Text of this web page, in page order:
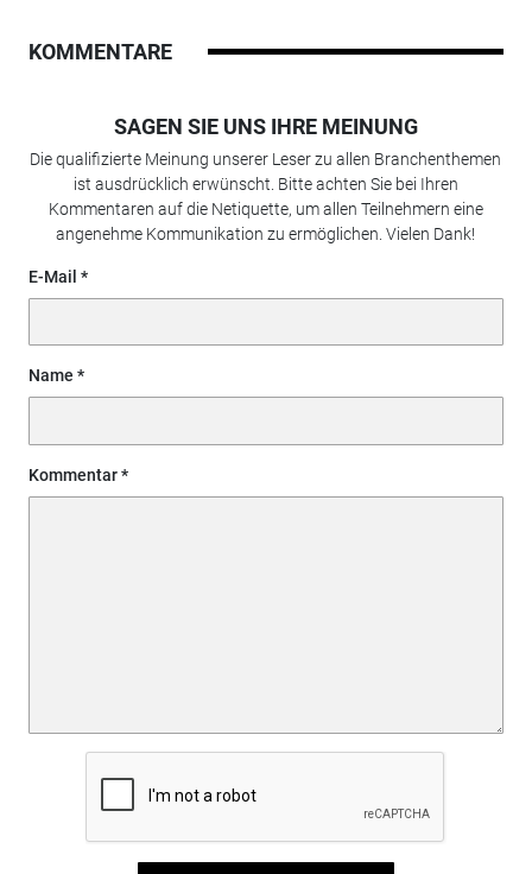
KOMMENTARE
SAGEN SIE UNS IHRE MEINUNG
Die qualifizierte Meinung unserer Leser zu allen Branchenthemen
ist ausdrücklich erwünscht. Bitte achten Sie bei Ihren
Kommentaren auf die Netiquette, um allen Teilnehmern eine
angenehme Kommunikation zu ermöglichen. Vielen Dank!
E-Mail
Name
Kommentar